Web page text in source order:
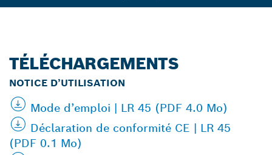
TÉLÉCHARGEMENTS
NOTICE D’UTILISATION
Mode d’emploi | LR 45 (PDF 4.0 Mo)
Déclaration de conformité CE | LR 45
(PDF 0.1 Mo)